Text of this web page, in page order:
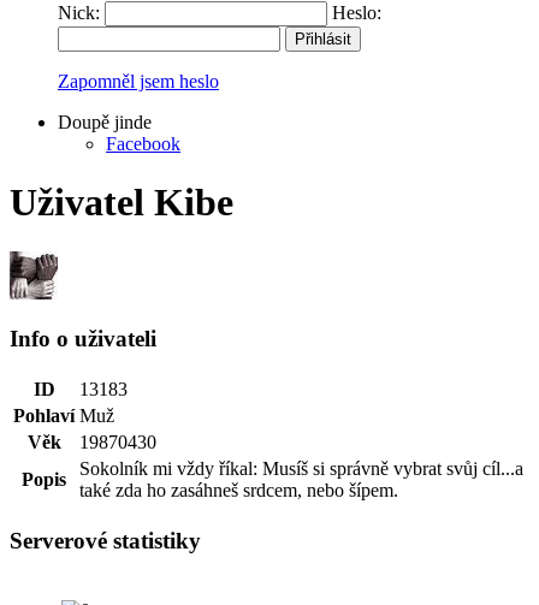
Nick: Heslo:
Zapomněl jsem heslo
Doupě jinde
Facebook
Uživatel Kibe
Info o uživateli
ID
13183
Pohlaví Muž
Věk
19870430
Popis
Sokolník mi vždy říkal: Musíš si správně vybrat svůj cíl...a
také zda ho zasáhneš srdcem, nebo šípem.
Serverové statistiky